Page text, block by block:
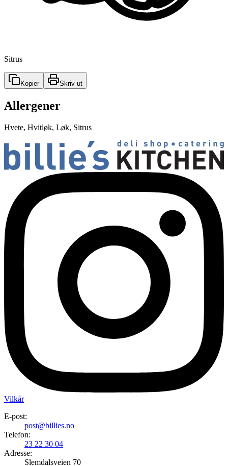
Sitrus
Kopier Skriv ut
Allergener
Hvete, Hvitløk, Løk, Sitrus
Vilkår
E-post:
post@billies.no
Telefon:
23 22 30 04
Adresse:
Slemdalsveien 70